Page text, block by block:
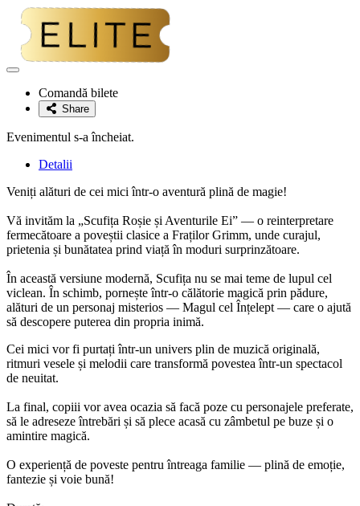
Adaugă
favoriteComandă bilete
Share
Evenimentul s-a încheiat.
Detalii
Veniți alături de cei mici într-o aventură plină de magie!
Vă invităm la „Scufița Roșie și Aventurile Ei” — o reinterpretare
fermecătoare a poveștii clasice a Fraților Grimm, unde curajul,
prietenia și bunătatea prind viață în moduri surprinzătoare.
În această versiune modernă, Scufița nu se mai teme de lupul cel
viclean. În schimb, pornește într-o călătorie magică prin pădure,
alături de un personaj misterios — Magul cel Înțelept — care o ajută
să descopere puterea din propria inimă.
Cei mici vor fi purtați într-un univers plin de muzică originală,
ritmuri vesele și melodii care transformă povestea într-un spectacol
de neuitat.
La final, copiii vor avea ocazia să facă poze cu personajele preferate,
să le adreseze întrebări și să plece acasă cu zâmbetul pe buze și o
amintire magică.
O experiență de poveste pentru întreaga familie — plină de emoție,
fantezie și voie bună!